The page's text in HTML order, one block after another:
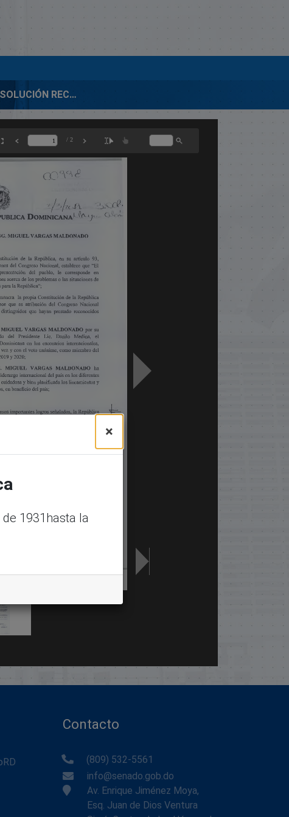
00998-RESOLUCIÓN RECONOCE A MIGUEL VARGAS
Contacto
(809) 532-5561
info@senado.gob.do
Av. Enrique Jiménez Moya,
Esq. Juan de Dios Ventura
×
1931hasta la